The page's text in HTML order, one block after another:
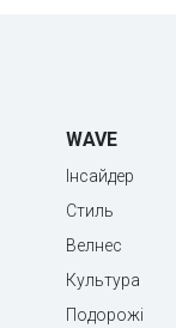
WAVE
Інсайдер
Стиль
Велнес
Культура
Подорожі